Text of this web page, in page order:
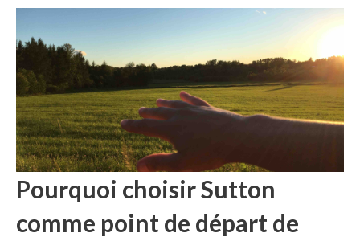
Pourquoi choisir Sutton
comme point de départ de